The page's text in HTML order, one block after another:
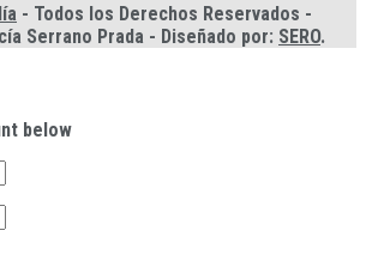
- Todos los Derechos Reservados -
Serrano Prada - Diseñado por: SERO.
below